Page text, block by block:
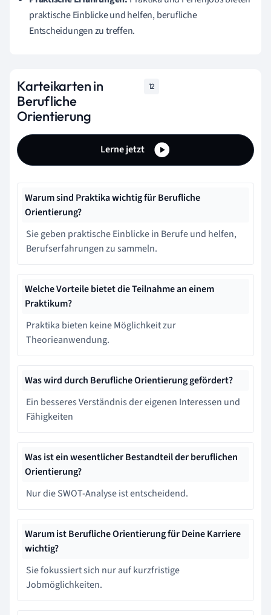
praktische Einblicke und helfen, berufliche
Entscheidungen zu treffen.
Karteikarten in
Berufliche
Orientierung
12
Lerne jetzt
Warum sind Praktika wichtig für Berufliche
Orientierung?
Sie geben praktische Einblicke in Berufe und helfen,
Berufserfahrungen zu sammeln.
Welche Vorteile bietet die Teilnahme an einem
Praktikum?
Praktika bieten keine Möglichkeit zur
Theorieanwendung.
Was wird durch Berufliche Orientierung gefördert?
Ein besseres Verständnis der eigenen Interessen und
Fähigkeiten
Was ist ein wesentlicher Bestandteil der beruflichen
Orientierung?
Nur die SWOT-Analyse ist entscheidend.
Warum ist Berufliche Orientierung für Deine Karriere
wichtig?
Sie fokussiert sich nur auf kurzfristige
Jobmöglichkeiten.